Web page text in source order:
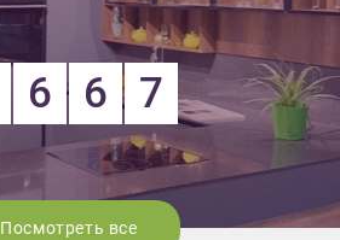
6 6 7
Посмотреть все